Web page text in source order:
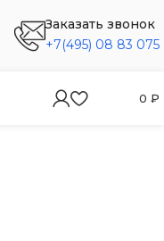
Заказать звонок
+7(495) 08 83 075
0 ₽